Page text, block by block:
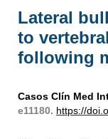
Lateral
to
following
Casos Clín Med
e11180. https://